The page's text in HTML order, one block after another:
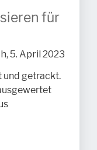
für
5. April 2023
und getrackt.